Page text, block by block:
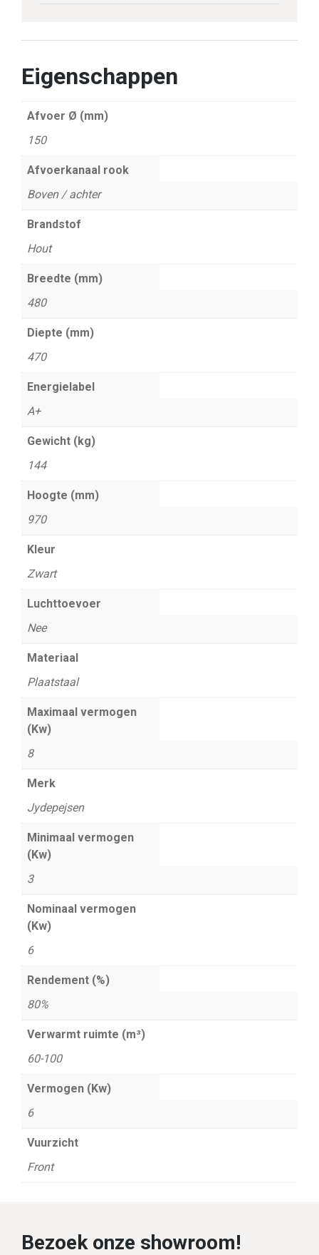
Eigenschappen
Afvoer Ø (mm)
150
Afvoerkanaal rook
Boven / achter
Brandstof
Hout
Breedte (mm)
480
Diepte (mm)
470
Energielabel
A+
Gewicht (kg)
144
Hoogte (mm)
970
Kleur
Zwart
Luchttoevoer
Nee
Materiaal
Plaatstaal
Maximaal vermogen
(Kw)
8
Merk
Jydepejsen
Minimaal vermogen
(Kw)
3
Nominaal vermogen
(Kw)
6
Rendement (%)
80%
Verwarmt ruimte (m³)
60-100
Vermogen (Kw)
6
Vuurzicht
Front
Bezoek onze showroom!